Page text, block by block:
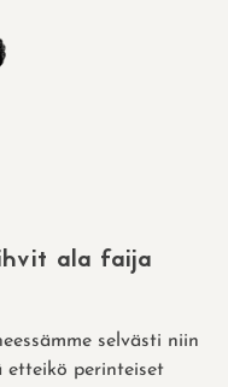
ala faija
selvästi niin
etteikö perinteiset